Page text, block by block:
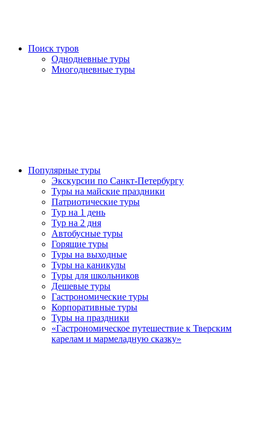
Поиск туров
Однодневные туры
Многодневные туры
Популярные туры
Экскурсии по Санкт-Петербургу
Туры на майские праздники
Патриотические туры
Тур на 1 день
Тур на 2 дня
Автобусные туры
Горящие туры
Туры на выходные
Туры на каникулы
Туры для школьников
Дешевые туры
Гастрономические туры
Корпоративные туры
Туры на праздники
«Гастрономическое путешествие к Тверским
карелам и мармеладную сказку»